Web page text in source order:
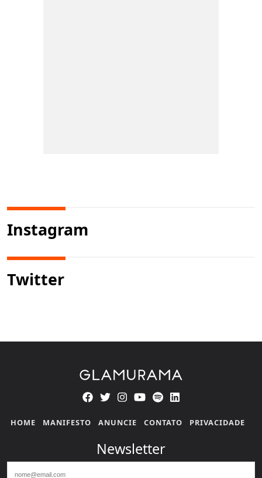
Instagram
Twitter
HOME MANIFESTO ANUNCIE CONTATO PRIVACIDADE
Newsletter